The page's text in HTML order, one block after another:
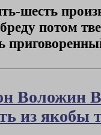
шесть
потом
Воложин
из якобы